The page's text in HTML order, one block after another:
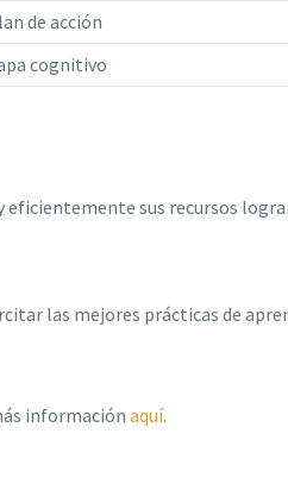
de acción
cognitivo
eficientemente sus recursos
las mejores prácticas de
informaciónaquí.